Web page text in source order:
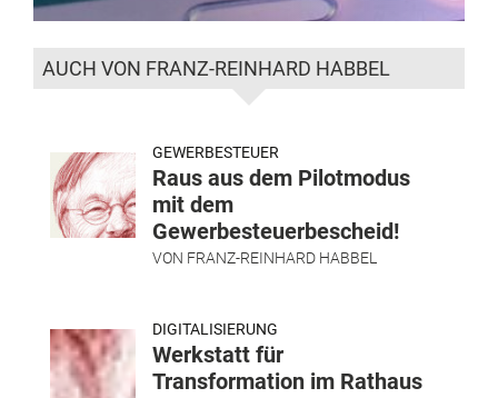
AUCH VON FRANZ-REINHARD HABBEL
GEWERBESTEUER
Raus aus dem Pilotmodus
mit dem
Gewerbesteuerbescheid!
VON FRANZ-REINHARD HABBEL
DIGITALISIERUNG
Werkstatt für
Transformation im Rathaus